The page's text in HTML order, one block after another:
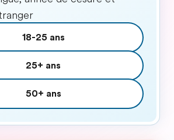
18-25 ans
25+ ans
50+ ans